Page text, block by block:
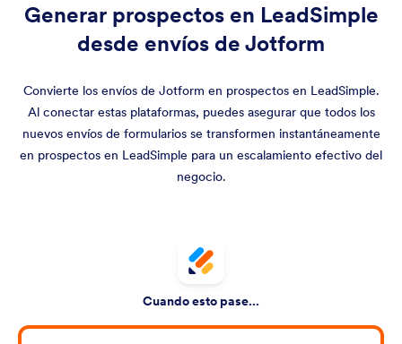
Generar prospectos en LeadSimple
desde envíos de Jotform
Convierte los envíos de Jotform en prospectos en LeadSimple.
Al conectar estas plataformas, puedes asegurar que todos los
nuevos envíos de formularios se transformen instantáneamente
en prospectos en LeadSimple para un escalamiento efectivo del
negocio.
Cuando esto pase...